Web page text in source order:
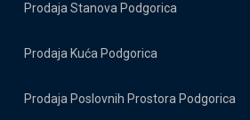
Prodaja Stanova Podgorica
Prodaja Kuća Podgorica
Prodaja Poslovnih Prostora Podgorica